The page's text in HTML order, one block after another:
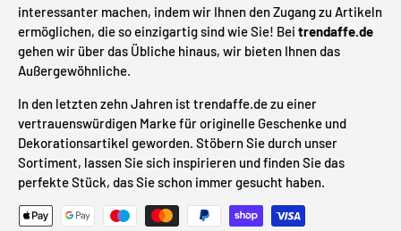
interessanter machen, indem wir Ihnen den Zugang zu Artikeln
ermöglichen, die so einzigartig sind wie Sie! Bei trendaffe.de
gehen wir über das Übliche hinaus, wir bieten Ihnen das
Außergewöhnliche.
In den letzten zehn Jahren ist trendaffe.de zu einer
vertrauenswürdigen Marke für originelle Geschenke und
Dekorationsartikel geworden. Stöbern Sie durch unser
Sortiment, lassen Sie sich inspirieren und finden Sie das
perfekte Stück, das Sie schon immer gesucht haben.
Zahlungsmethoden